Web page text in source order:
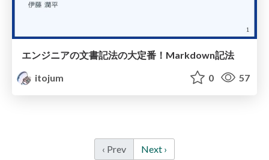
エンジニアの文書記法の大定番！Markdown記法
itojum
0 57
‹ Prev Next ›